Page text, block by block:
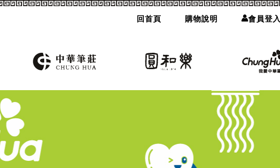
回首頁 購物說明 會員登入